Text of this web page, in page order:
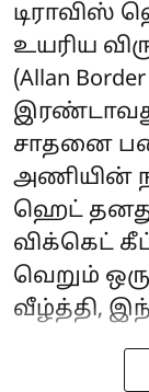
டிராவிஸ்
உயரிய
(Allan
சாதனை
அணியின்
ஹெட்
விக்கெட்
வெறும்
வீழ்த்தி,